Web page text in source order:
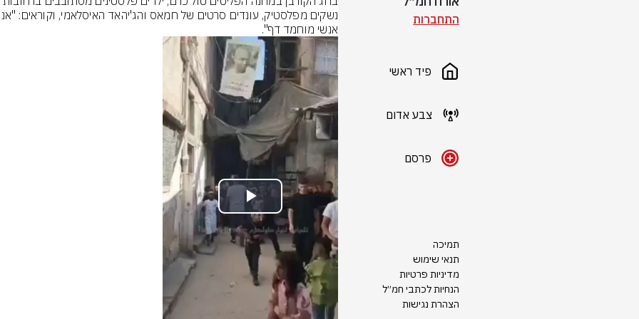
התחברות
פיד ראשי
צבע אדום
פרסם
תמיכה
תנאי שימוש
מדיניות פרטיות
הנחיות לכתבי חמ״ל
הצהרת נגישות
אנשי מוחמד דף".
Play
Video